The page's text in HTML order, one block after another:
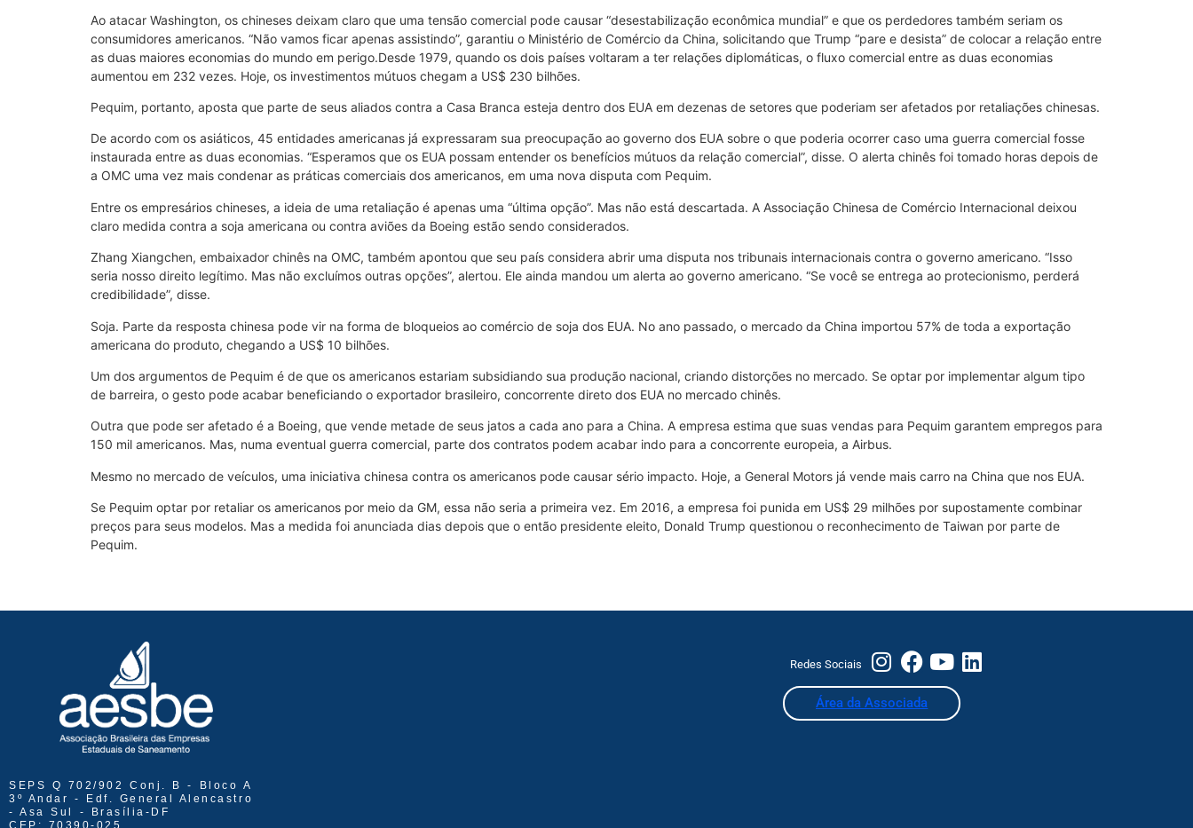
Ao atacar Washington, os chineses deixam claro que uma tensão comercial pode causar “desestabilização econômica mundial” e que os perdedores também seriam os
consumidores americanos. “Não vamos ficar apenas assistindo”, garantiu o Ministério de Comércio da China, solicitando que Trump “pare e desista” de colocar a relação entre
as duas maiores economias do mundo em perigo.Desde 1979, quando os dois países voltaram a ter relações diplomáticas, o fluxo comercial entre as duas economias
aumentou em 232 vezes. Hoje, os investimentos mútuos chegam a US$ 230 bilhões.
Pequim, portanto, aposta que parte de seus aliados contra a Casa Branca esteja dentro dos EUA em dezenas de setores que poderiam ser afetados por retaliações chinesas.
De acordo com os asiáticos, 45 entidades americanas já expressaram sua preocupação ao governo dos EUA sobre o que poderia ocorrer caso uma guerra comercial fosse
instaurada entre as duas economias. “Esperamos que os EUA possam entender os benefícios mútuos da relação comercial”, disse. O alerta chinês foi tomado horas depois de
a OMC uma vez mais condenar as práticas comerciais dos americanos, em uma nova disputa com Pequim.
Entre os empresários chineses, a ideia de uma retaliação é apenas uma “última opção”. Mas não está descartada. A Associação Chinesa de Comércio Internacional deixou
claro medida contra a soja americana ou contra aviões da Boeing estão sendo considerados.
Zhang Xiangchen, embaixador chinês na OMC, também apontou que seu país considera abrir uma disputa nos tribunais internacionais contra o governo americano. “Isso
seria nosso direito legítimo. Mas não excluímos outras opções”, alertou. Ele ainda mandou um alerta ao governo americano. “Se você se entrega ao protecionismo, perderá
credibilidade”, disse.
Soja. Parte da resposta chinesa pode vir na forma de bloqueios ao comércio de soja dos EUA. No ano passado, o mercado da China importou 57% de toda a exportação
americana do produto, chegando a US$ 10 bilhões.
Um dos argumentos de Pequim é de que os americanos estariam subsidiando sua produção nacional, criando distorções no mercado. Se optar por implementar algum tipo
de barreira, o gesto pode acabar beneficiando o exportador brasileiro, concorrente direto dos EUA no mercado chinês.
Outra que pode ser afetado é a Boeing, que vende metade de seus jatos a cada ano para a China. A empresa estima que suas vendas para Pequim garantem empregos para
150 mil americanos. Mas, numa eventual guerra comercial, parte dos contratos podem acabar indo para a concorrente europeia, a Airbus.
Mesmo no mercado de veículos, uma iniciativa chinesa contra os americanos pode causar sério impacto. Hoje, a General Motors já vende mais carro na China que nos EUA.
Se Pequim optar por retaliar os americanos por meio da GM, essa não seria a primeira vez. Em 2016, a empresa foi punida em US$ 29 milhões por supostamente combinar
preços para seus modelos. Mas a medida foi anunciada dias depois que o então presidente eleito, Donald Trump questionou o reconhecimento de Taiwan por parte de
Pequim.
SEPS Q 702/902 Conj. B - Bloco A
3º Andar - Edf. General Alencastro
- Asa Sul - Brasília-DF
CEP: 70390-025
Redes Sociais
Área da Associada